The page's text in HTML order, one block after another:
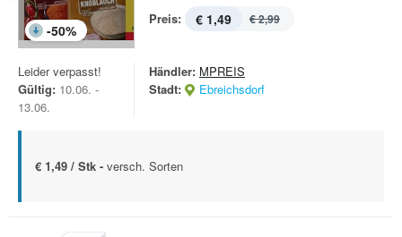
-50%
Preis: € 1,49 € 2,99
Leider verpasst!
Gültig: 10.06. -
13.06.
Händler: MPREIS
Stadt:
Ebreichsdorf
€ 1,49 / Stk - versch. Sorten